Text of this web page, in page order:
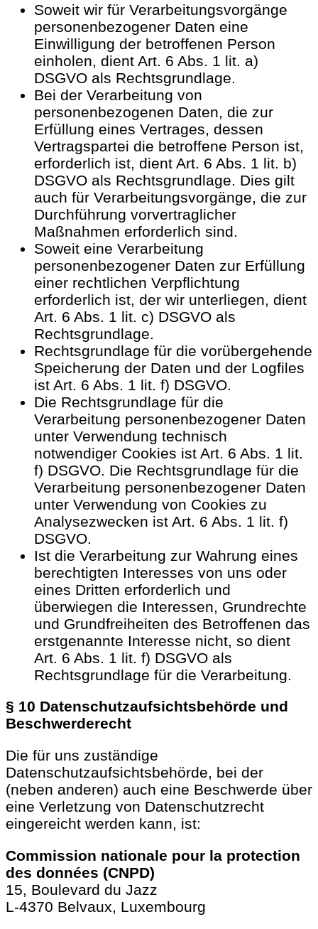
Soweit wir für Verarbeitungsvorgänge
personenbezogener Daten eine
Einwilligung der betroffenen Person
einholen, dient Art. 6 Abs. 1 lit. a)
DSGVO als Rechtsgrundlage.
Bei der Verarbeitung von
personenbezogenen Daten, die zur
Erfüllung eines Vertrages, dessen
Vertragspartei die betroffene Person ist,
erforderlich ist, dient Art. 6 Abs. 1 lit. b)
DSGVO als Rechtsgrundlage. Dies gilt
auch für Verarbeitungsvorgänge, die zur
Durchführung vorvertraglicher
Maßnahmen erforderlich sind.
Soweit eine Verarbeitung
personenbezogener Daten zur Erfüllung
einer rechtlichen Verpflichtung
erforderlich ist, der wir unterliegen, dient
Art. 6 Abs. 1 lit. c) DSGVO als
Rechtsgrundlage.
Rechtsgrundlage für die vorübergehende
Speicherung der Daten und der Logfiles
ist Art. 6 Abs. 1 lit. f) DSGVO.
Die Rechtsgrundlage für die
Verarbeitung personenbezogener Daten
unter Verwendung technisch
notwendiger Cookies ist Art. 6 Abs. 1 lit.
f) DSGVO. Die Rechtsgrundlage für die
Verarbeitung personenbezogener Daten
unter Verwendung von Cookies zu
Analysezwecken ist Art. 6 Abs. 1 lit. f)
DSGVO.
Ist die Verarbeitung zur Wahrung eines
berechtigten Interesses von uns oder
eines Dritten erforderlich und
überwiegen die Interessen, Grundrechte
und Grundfreiheiten des Betroffenen das
erstgenannte Interesse nicht, so dient
Art. 6 Abs. 1 lit. f) DSGVO als
Rechtsgrundlage für die Verarbeitung.
§ 10 Datenschutzaufsichtsbehörde und
Beschwerderecht
Die für uns zuständige
Datenschutzaufsichtsbehörde, bei der
(neben anderen) auch eine Beschwerde über
eine Verletzung von Datenschutzrecht
eingereicht werden kann, ist:
Commission nationale pour la protection
des données (CNPD)
15, Boulevard du Jazz
L-4370 Belvaux, Luxembourg